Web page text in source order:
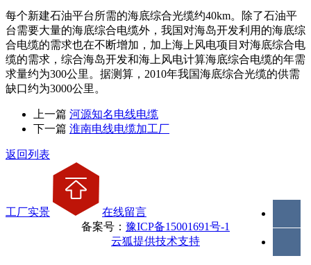
每个新建石油平台所需的海底综合光缆约40km。除了石油平
台需要大量的海底综合电缆外，我国对海岛开发利用的海底综
合电缆的需求也在不断增加，加上海上风电项目对海底综合电
缆的需求，综合海岛开发和海上风电计算海底综合电缆的年需
求量约为300公里。据测算，2010年我国海底综合光缆的供需
缺口约为3000公里。
上一篇 河源知名电线电缆
下一篇 淮南电线电缆加工厂
返回列表
工厂实景
在线留言
备案号： 豫ICP备15001691号-1
云狐提供技术支持